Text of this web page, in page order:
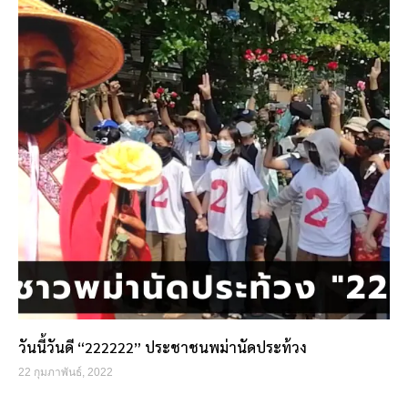
วันนี้วันดี “222222” ประชาชนพม่านัดประท้วง
22 กุมภาพันธ์, 2022